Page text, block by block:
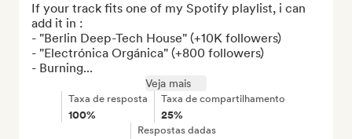
If your track fits one of my Spotify playlist, i can
add it in :
- "Berlin Deep-Tech House" (+10K followers)
- "Electrónica Orgánica" (+800 followers)
- Burning...
Veja mais
Taxa de resposta
100%
Taxa de compartilhamento
25%
Respostas dadas